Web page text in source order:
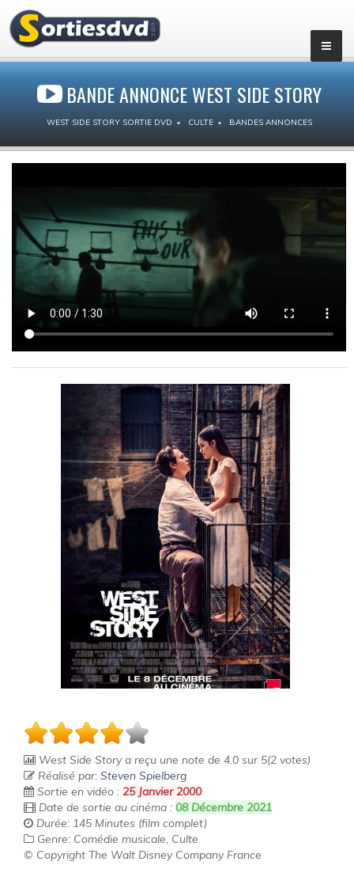
BANDE ANNONCE WEST SIDE STORY
WEST SIDE STORY SORTIE DVD CULTE BANDES ANNONCES
West Side Storya reçu une note de 4.0 sur 5(2 votes)
Réalisé par: Steven Spielberg
Sortie en vidéo : 25 Janvier 2000
Date de sortie au cinéma : 08 Décembre 2021
Durée: 145 Minutes (film complet)
Genre: Comédie musicale, Culte
© Copyright The Walt Disney Company France